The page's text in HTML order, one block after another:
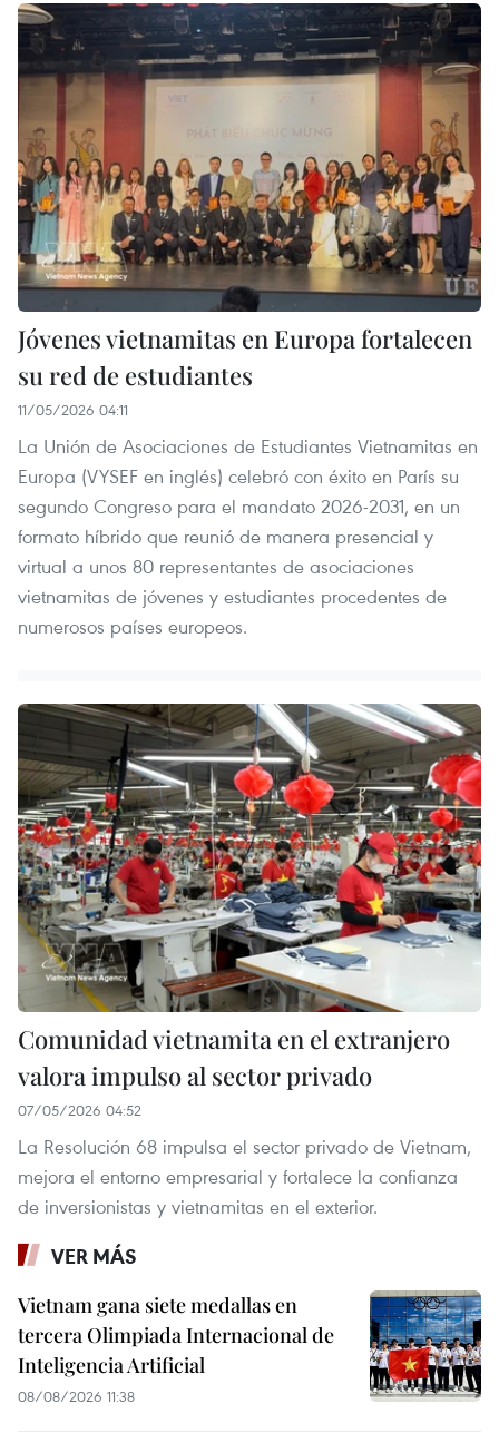
Jóvenes vietnamitas en Europa fortalecen
su red de estudiantes
11/05/2026 04:11
La Unión de Asociaciones de Estudiantes Vietnamitas en
Europa (VYSEF en inglés) celebró con éxito en París su
segundo Congreso para el mandato 2026-2031, en un
formato híbrido que reunió de manera presencial y
virtual a unos 80 representantes de asociaciones
vietnamitas de jóvenes y estudiantes procedentes de
numerosos países europeos.
Comunidad vietnamita en el extranjero
valora impulso al sector privado
07/05/2026 04:52
La Resolución 68 impulsa el sector privado de Vietnam,
mejora el entorno empresarial y fortalece la confianza
de inversionistas y vietnamitas en el exterior.
VER MÁS
Vietnam gana siete medallas en
tercera Olimpiada Internacional de
Inteligencia Artificial
08/08/2026 11:38